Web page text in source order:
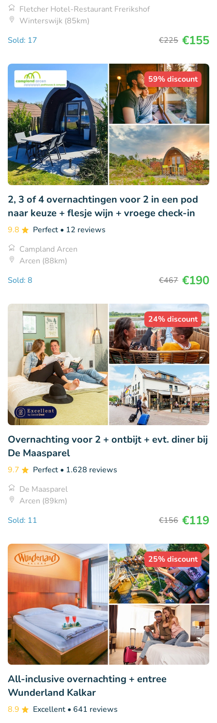
Fletcher Hotel-Restaurant Frerikshof
Winterswijk (85km)
Sold: 17
€225 €155
59% discount
2, 3 of 4 overnachtingen voor 2 in een pod
naar keuze + flesje wijn + vroege check-in
9.8 Perfect • 12 reviews
Campland Arcen
Arcen (88km)
Sold: 8
€467 €190
24% discount
Overnachting voor 2 + ontbijt + evt. diner bij
De Maasparel
9.7 Perfect • 1.628 reviews
De Maasparel
Arcen (89km)
Sold: 11
€156 €119
25% discount
All-inclusive overnachting + entree
Wunderland Kalkar
8.9 Excellent • 641 reviews